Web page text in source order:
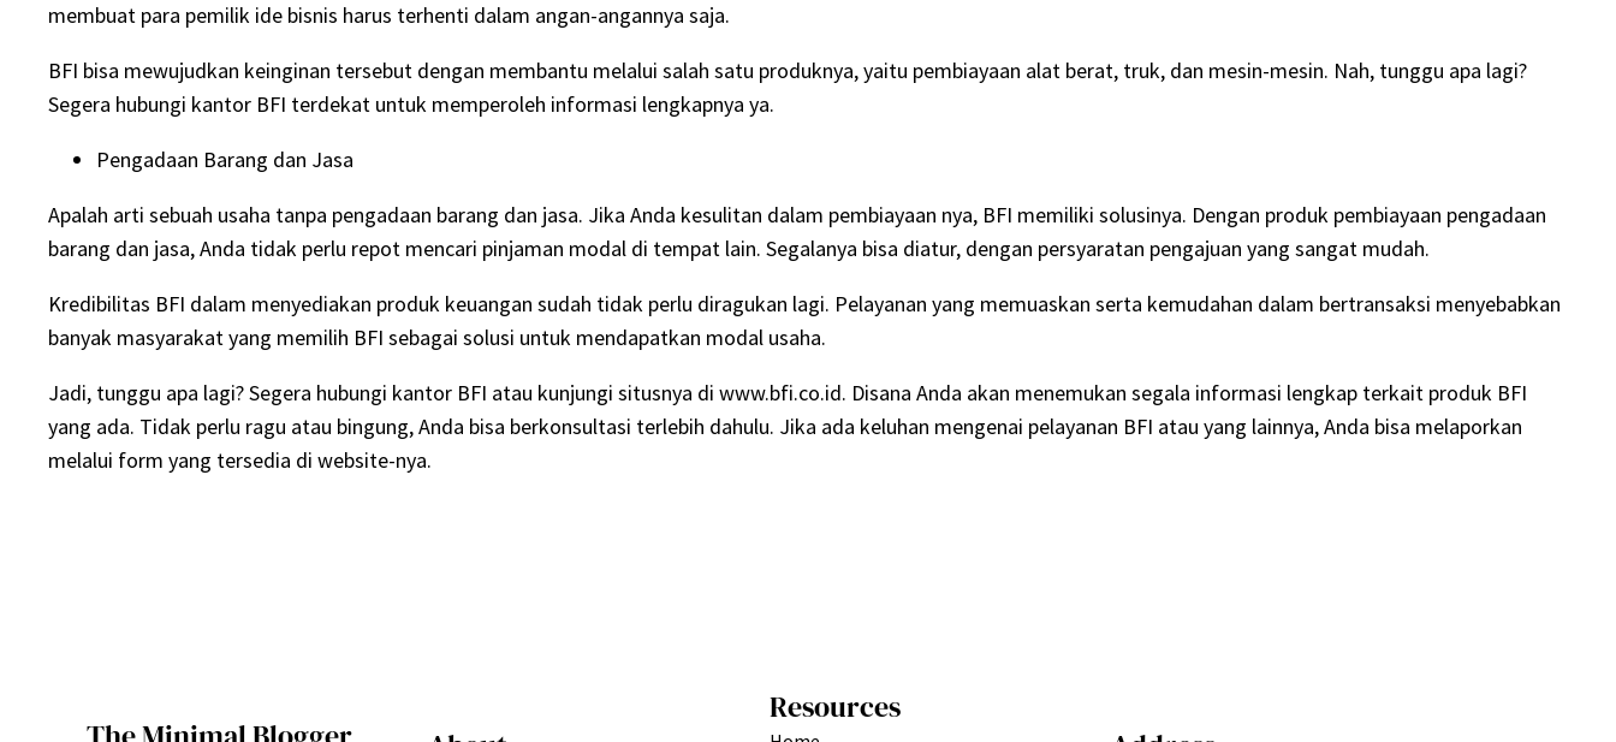
membuat para pemilik ide bisnis harus terhenti dalam angan-angannya saja.
BFI bisa mewujudkan keinginan tersebut dengan membantu melalui salah satu produknya, yaitu pembiayaan alat berat, truk, dan mesin-mesin. Nah, tunggu apa lagi?
Segera hubungi kantor BFI terdekat untuk memperoleh informasi lengkapnya ya.
Pengadaan Barang dan Jasa
Apalah arti sebuah usaha tanpa pengadaan barang dan jasa. Jika Anda kesulitan dalam pembiayaan nya, BFI memiliki solusinya. Dengan produk pembiayaan pengadaan
barang dan jasa, Anda tidak perlu repot mencari pinjaman modal di tempat lain. Segalanya bisa diatur, dengan persyaratan pengajuan yang sangat mudah.
Kredibilitas BFI dalam menyediakan produk keuangan sudah tidak perlu diragukan lagi. Pelayanan yang memuaskan serta kemudahan dalam bertransaksi menyebabkan
banyak masyarakat yang memilih BFI sebagai solusi untuk mendapatkan modal usaha.
Jadi, tunggu apa lagi? Segera hubungi kantor BFI atau kunjungi situsnya di www.bfi.co.id. Disana Anda akan menemukan segala informasi lengkap terkait produk BFI
yang ada. Tidak perlu ragu atau bingung, Anda bisa berkonsultasi terlebih dahulu. Jika ada keluhan mengenai pelayanan BFI atau yang lainnya, Anda bisa melaporkan
melalui form yang tersedia di website-nya.
Resources